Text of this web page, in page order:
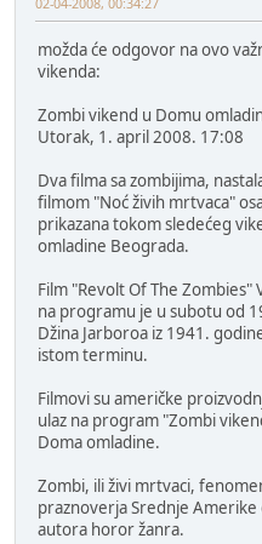
možda će odgovor na ovo
vikenda:
Zombi vikend u Domu
Utorak, 1. april 2008. 17:08
Dva filma sa zombijima,
filmom "Noć živih mrtvaca"
prikazana tokom sledećeg
omladine Beograda.
Film "Revolt Of The
na programu je u subotu od
Džina Jarboroa iz 1941.
istom terminu.
Filmovi su američke
ulaz na program "Zombi
Doma omladine.
Zombi, ili živi mrtvaci,
praznoverja Srednje
autora horor žanra.